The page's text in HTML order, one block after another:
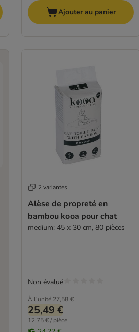
Ajouter au panier
2 variantes
Alèse de propreté en
bambou kooa pour chat
medium: 45 x 30 cm, 80 pièces
À l'unité 27,58 €
25,49 €
12,75 € / pièce
Non évalué